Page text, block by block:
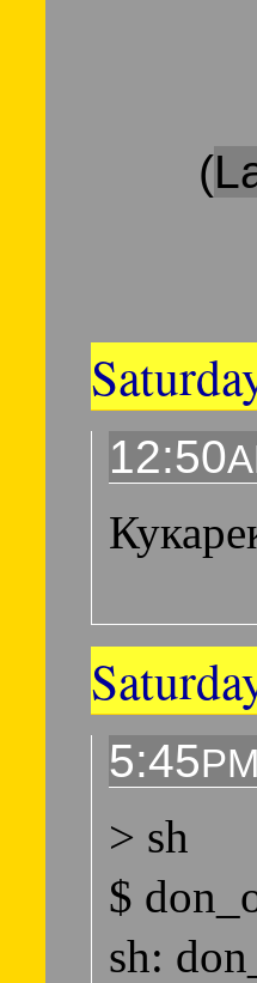
(
12:50
5:45PM
> sh
$
sh: